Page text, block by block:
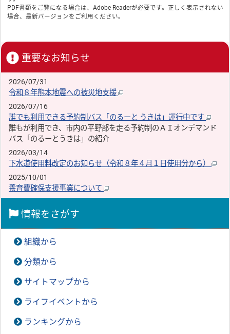
PDF書類をご覧になる場合は、Adobe Readerが必要です。正しく表示されない
場合、最新バージョンをご利用ください。
重要なお知らせ
2026/07/31
令和８年熊本地震への被災地支援
2026/07/16
誰でも利用できる予約制バス「のるーと うきは」運行中です
誰もが利用でき、市内の平野部を走る予約制のＡＩオンデマンド
バス「のるーとうきは」の紹介
2026/03/14
下水道使用料改定のお知らせ（令和８年４月１日使用分から）
2025/10/01
養育費確保支援事業について
情報をさがす
組織から
分類から
サイトマップから
ライフイベントから
ランキングから